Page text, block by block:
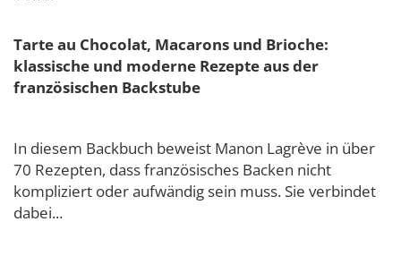
Tarte au Chocolat, Macarons und Brioche:
klassische und moderne Rezepte aus der
französischen Backstube
In diesem Backbuch beweist Manon Lagrève in über
70 Rezepten, dass französisches Backen nicht
kompliziert oder aufwändig sein muss. Sie verbindet
dabei...